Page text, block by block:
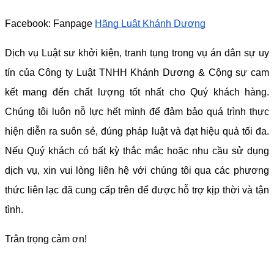
Facebook: Fanpage Hãng Luật Khánh Dương
Dịch vụ Luật sư khởi kiện, tranh tụng trong vụ án dân sự uy
tín của Công ty Luật TNHH Khánh Dương & Cộng sự cam
kết mang đến chất lượng tốt nhất cho Quý khách hàng.
Chúng tôi luôn nỗ lực hết mình để đảm bảo quá trình thực
hiện diễn ra suôn sẻ, đúng pháp luật và đạt hiệu quả tối đa.
Nếu Quý khách có bất kỳ thắc mắc hoặc nhu cầu sử dụng
dịch vụ, xin vui lòng liên hệ với chúng tôi qua các phương
thức liên lạc đã cung cấp trên để được hỗ trợ kịp thời và tận
tình.
Trân trọng cảm ơn!